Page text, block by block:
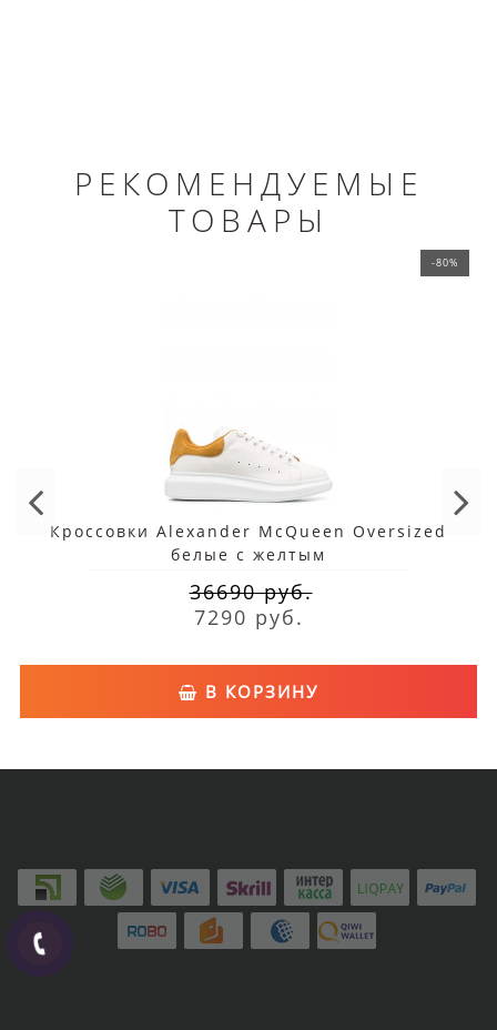
РЕКОМЕНДУЕМЫЕ
ТОВАРЫ
-80%
Кроссовки Alexander McQueen Oversized
белые с желтым
36690 руб.
7290 руб.
В КОРЗИНУ